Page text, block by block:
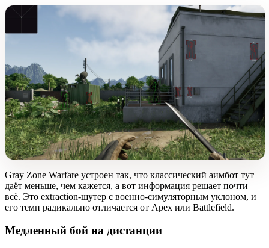
Gray Zone Warfare устроен так, что классический аимбот тут
даёт меньше, чем кажется, а вот информация решает почти
всё. Это extraction-шутер с военно-симуляторным уклоном, и
его темп радикально отличается от Apex или Battlefield.
Медленный бой на дистанции